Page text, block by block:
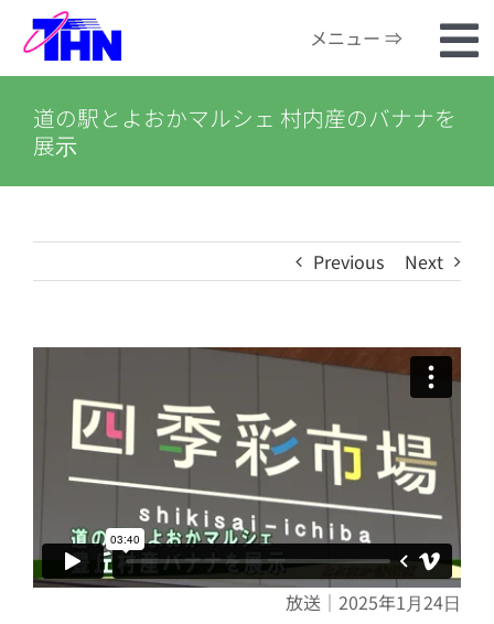
Skip
content
メニュー ⇒
ホーム
河川カメラ
道の駅とよおかマルシェ 村内産のバナナを
展示
Previous Next
放送｜2025年1月24日